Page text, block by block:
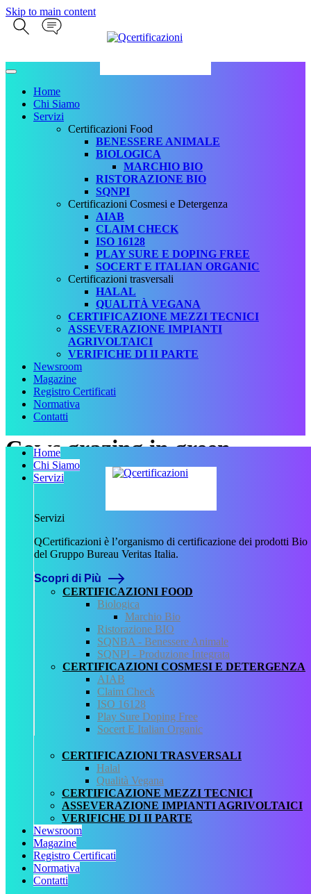
Skip to main content
Home
Chi Siamo
Servizi
Certificazioni Food
BENESSERE ANIMALE
BIOLOGICA
MARCHIO BIO
RISTORAZIONE BIO
SQNPI
Certificazioni Cosmesi e Detergenza
AIAB
CLAIM CHECK
ISO 16128
PLAY SURE E DOPING FREE
SOCERT E ITALIAN ORGANIC
Certificazioni trasversali
HALAL
QUALITÀ VEGANA
CERTIFICAZIONE MEZZI TECNICI
ASSEVERAZIONE IMPIANTI
AGRIVOLTAICI
VERIFICHE DI II PARTE
Newsroom
Magazine
Registro Certificati
Normativa
Contatti
Home
Chi Siamo
Servizi
Servizi
QCertificazioni è l’organismo di certificazione dei prodotti Bio
del Gruppo Bureau Veritas Italia.
Scopri di Più
CERTIFICAZIONI FOOD
Biologica
Marchio Bio
Ristorazione BIO
SQNBA - Benessere Animale
SQNPI - Produzione Integrata
CERTIFICAZIONI COSMESI E DETERGENZA
AIAB
Claim Check
ISO 16128
Play Sure Doping Free
Socert E Italian Organic
CERTIFICAZIONI TRASVERSALI
Halal
Qualità Vegana
CERTIFICAZIONE MEZZI TECNICI
ASSEVERAZIONE IMPIANTI AGRIVOLTAICI
VERIFICHE DI II PARTE
Newsroom
Magazine
Registro Certificati
Normativa
Contatti
Cows grazing in green
meadow
Scritto da
2 Novembre 2023.
CHI SIAMO
REGISTRO CERTIFICATI
NORMATIVA
AREA DOWNLOAD
POLITICA QHSE
CONTATTI
AIAB
BIOLOGICA
HALAL
ISO 16128
MEZZI TECNICI
QUALITÀ VEGANA
RISTORAZIONE BIO
SQNPI